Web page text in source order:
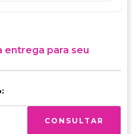
entrega para seu
CONSULTAR